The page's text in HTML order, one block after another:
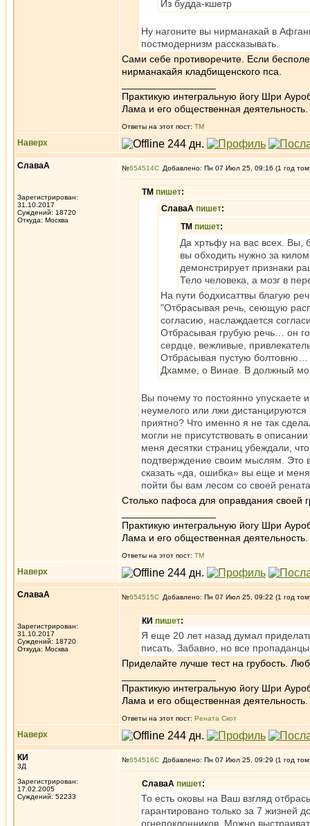
Из будда-кшетр
Ну нагоните вы нирманакай в
постмодернизм рассказывать.
Сами себе противоречите. Если
нирманакайя кладбищенского пса.
Практикую интегральную йогу Шри
Лама и его общественная деятельность.
Ответы на этот пост: ТМ
Наверх
СлаваА
Зарегистрирован:
31.10.2017
Суждений: 18720
Откуда: Москва
№654514 Добавлено: Пн 07 Июл 25, 09:16 (1 год
ТМ пишет:
СлаваА пишет:
ТМ пишет:
Да хртьфу на вас всех. Вы,
вы обходить нужно за
демонстрирует признаки
Тело человека, а мозг в
На пути бодхисаттвы благую
"Отбрасывая речь, сеющую
согласию, наслаждается
Отбрасывая грубую речь… он
сердце, вежливые,
Отбрасывая пустую болтовню…
Дхамме, о Винае. В должный
Вы почему то постоянно упускаете
неумелого или лжи
приятно? Что именно я не так
могли не присутствовать в
меня десятки страниц убеждали,
подтверждение своим мыслям. Это
сказать «да, ошибка» вы еще и
пойти бы вам лесом со своей
Столько пафоса для оправдания своей
Практикую интегральную йогу Шри
Лама и его общественная деятельность.
Ответы на этот пост: ТМ
Наверх
СлаваА
Зарегистрирован:
31.10.2017
Суждений: 18720
Откуда: Москва
№654515 Добавлено: Пн 07 Июл 25, 09:22 (1 год
КИ пишет:
Я еще 20 лет назад думал
писать. Забавно, но все
Приделайте лучше тест на грубость.
Практикую интегральную йогу Шри
Лама и его общественная деятельность.
Ответы на этот пост: Рената Скот
Наверх
КИ
3Д
Зарегистрирован:
17.02.2005
Суждений: 52233
№654516 Добавлено: Пн 07 Июл 25, 09:29 (1 год
СлаваА пишет:
То есть оковы на Ваш взгляд
гарантировано только за 7 жизней
огнепоклонников. Можно